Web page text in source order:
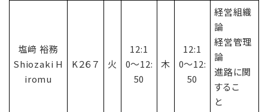
塩﨑 裕務
Shiozaki H
iromu
K２６７ 火
12:1
0〜12:
50
木
12:1
0〜12:
50
経営組織
論
経営管理
論
進路に関
するこ
と